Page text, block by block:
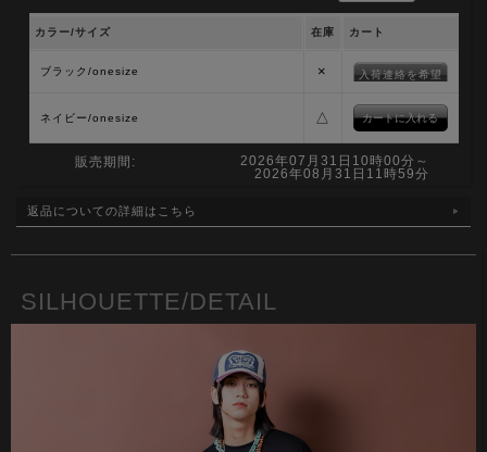
カラー/サイズ 在庫 カート
ブラック/onesize × 入荷連絡を希望
ネイビー/onesize △
販売期間:
2026年07月31日10時00分～
2026年08月31日11時59分
返品についての詳細はこちら
SILHOUETTE/DETAIL